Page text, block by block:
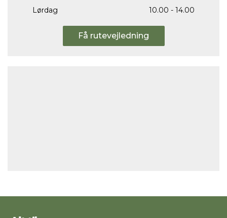
Lørdag
10.00 - 14.00
Få rutevejledning